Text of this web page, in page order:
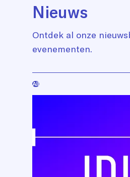
Nieuws
Ontdek al onze
evenementen.
All
of
news